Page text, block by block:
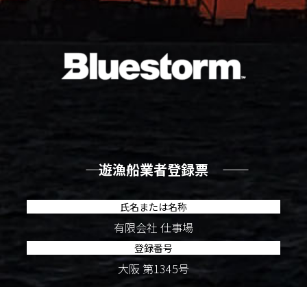
―― 遊漁船業者登録票 ――
氏名または名称
有限会社 仕事場
登録番号
大阪 第1345号